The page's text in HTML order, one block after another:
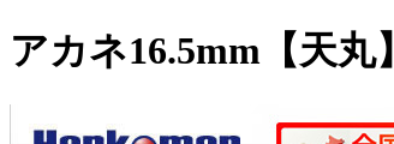
アカネ16.5mm【天